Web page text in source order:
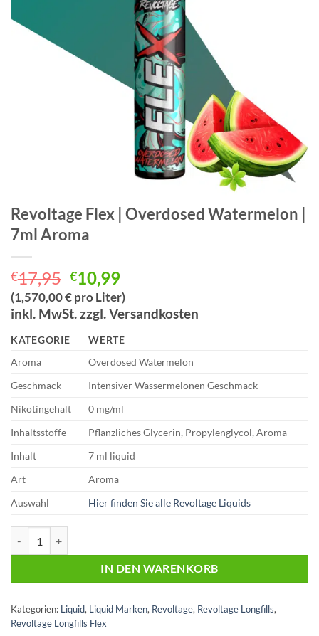
Revoltage Flex | Overdosed Watermelon |
7ml Aroma
€17,95 Ursprünglicher
Preis
war:
€10,99Aktueller
Preis
ist:
(1,570,00 € pro Liter)
inkl. MwSt. zzgl. Versandkosten
KATEGORIE
WERTE
Aroma
Overdosed Watermelon
Geschmack
Intensiver Wassermelonen Geschmack
Nikotingehalt
0 mg/ml
Inhaltsstoffe
Pflanzliches Glycerin, Propylenglycol, Aroma
Inhalt
7 ml liquid
Art
Aroma
Auswahl
Hier finden Sie alle Revoltage Liquids
IN DEN WARENKORB
Kategorien: Liquid, Liquid Marken, Revoltage, Revoltage Longfills,
Revoltage Longfills Flex